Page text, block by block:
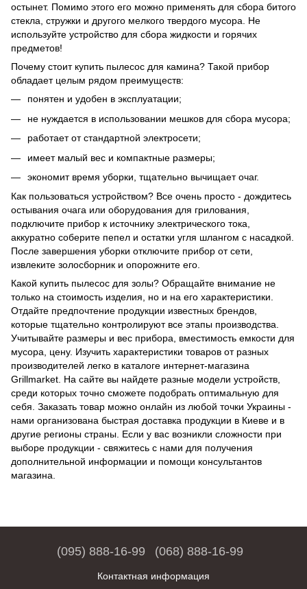
остынет. Помимо этого его можно применять для сбора битого
стекла, стружки и другого мелкого твердого мусора. Не
используйте устройство для сбора жидкости и горячих
предметов!
Почему стоит купить пылесос для камина? Такой прибор
обладает целым рядом преимуществ:
понятен и удобен в эксплуатации;
не нуждается в использовании мешков для сбора мусора;
работает от стандартной электросети;
имеет малый вес и компактные размеры;
экономит время уборки, тщательно вычищает очаг.
Как пользоваться устройством? Все очень просто - дождитесь
остывания очага или оборудования для грилования,
подключите прибор к источнику электрического тока,
аккуратно соберите пепел и остатки угля шлангом с насадкой.
После завершения уборки отключите прибор от сети,
извлеките золосборник и опорожните его.
Какой купить пылесос для золы? Обращайте внимание не
только на стоимость изделия, но и на его характеристики.
Отдайте предпочтение продукции известных брендов,
которые тщательно контролируют все этапы производства.
Учитывайте размеры и вес прибора, вместимость емкости для
мусора, цену. Изучить характеристики товаров от разных
производителей легко в каталоге интернет-магазина
Grillmarket. На сайте вы найдете разные модели устройств,
среди которых точно сможете подобрать оптимальную для
себя. Заказать товар можно онлайн из любой точки Украины -
нами организована быстрая доставка продукции в Киеве и в
другие регионы страны. Если у вас возникли сложности при
выборе продукции - свяжитесь с нами для получения
дополнительной информации и помощи консультантов
магазина.
(095) 888-16-99 (068) 888-16-99
Контактная информация